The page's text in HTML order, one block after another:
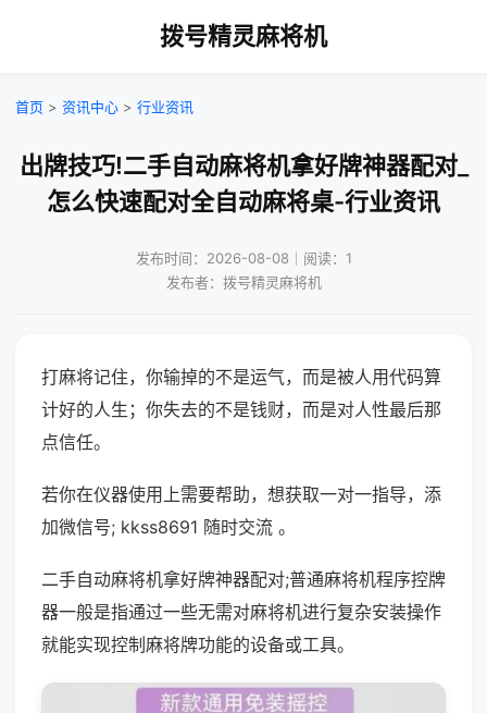
拨号精灵麻将机
首页 > 资讯中心 > 行业资讯
出牌技巧!二手自动麻将机拿好牌神器配对_
怎么快速配对全自动麻将桌-行业资讯
发布时间：2026-08-08｜阅读：1
发布者：拨号精灵麻将机
打麻将记住，你输掉的不是运气，而是被人用代码算
计好的人生；你失去的不是钱财，而是对人性最后那
点信任。
若你在仪器使用上需要帮助，想获取一对一指导，添
加微信号; kkss8691 随时交流 。
二手自动麻将机拿好牌神器配对;普通麻将机程序控牌
器一般是指通过一些无需对麻将机进行复杂安装操作
就能实现控制麻将牌功能的设备或工具。